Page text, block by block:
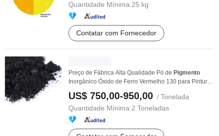
Quantidade Mínima:25 kg
Contatar com Fornecedor
Preço de Fábrica Alta Qualidade Pó de Pigmento
Inorgânico Óxido de Ferro Vermelho 130 para Pintura
US$ 750,00-950,00 / Tonelada
Quantidade Mínima:2 Toneladas